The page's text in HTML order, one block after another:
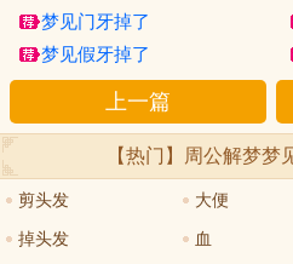
梦见门牙掉了
梦见假牙掉了
上一篇
【热门】周公解梦梦
剪头发 大便
掉头发 血